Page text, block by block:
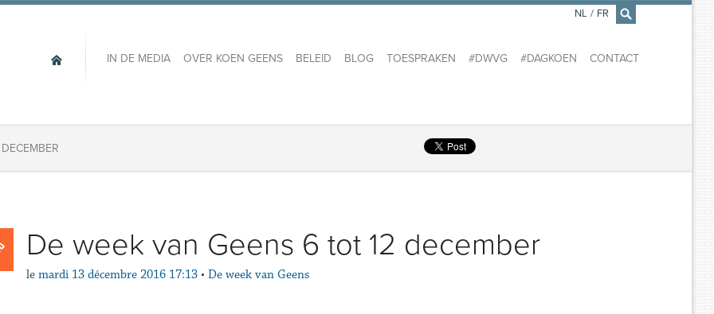
×
IN DE MEDIA OVER KOEN GEENS BELEID BLOG TOESPRAKEN #DWVG #DAGKOEN CONTACT
NL / FR
De week van Geens 6 tot 12 december
le mardi 13 décembre 2016 17:13 • De week van Geens